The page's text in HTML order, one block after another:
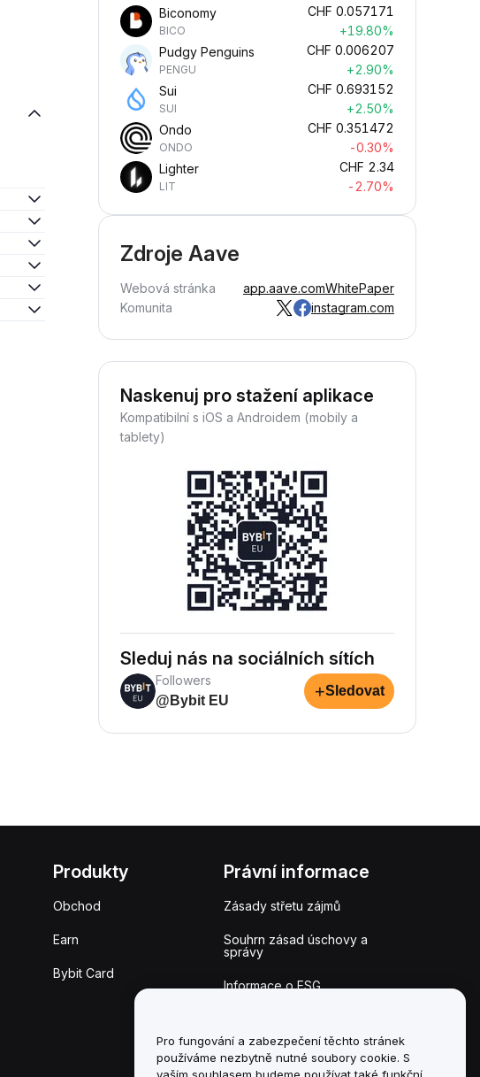
Biconomy
BICO
CHF 0.057171
+19.80%
Pudgy Penguins
PENGU
CHF 0.006207
+2.90%
Sui
SUI
CHF 0.693152
+2.50%
Ondo
ONDO
CHF 0.351472
-0.30%
Lighter
LIT
CHF 2.34
-2.70%
Zdroje Aave
Webová stránka app.aave.comWhitePaper
Komunita
instagram.com
Naskenuj pro stažení aplikace
Kompatibilní s iOS a Androidem (mobily a
tablety)
Sleduj nás na sociálních sítích
Followers
@Bybit EU
+Sledovat
Produkty
Obchod
Earn
Bybit Card
Právní informace
Zásady střetu zájmů
Souhrn zásad úschovy a
správy
Informace o ESG
Pro fungování a zabezpečení těchto stránek
používáme nezbytně nutné soubory cookie. S